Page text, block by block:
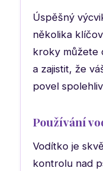
Úspěšný
několika
kroky můžete
a zajistit, že
povel
Používání
Vodítko je
kontrolu nad